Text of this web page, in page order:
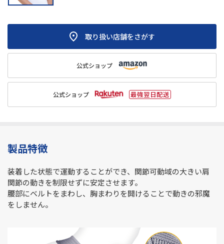
取り扱い店舗をさがす
公式ショップ
公式ショップ
製品特徴
装着した状態で運動することができ、関節可動域の大きい肩
関節の動きを制限せずに安定させます。
腰部にベルトをまわし、胸まわりを開けることで動きの邪魔
をしません。